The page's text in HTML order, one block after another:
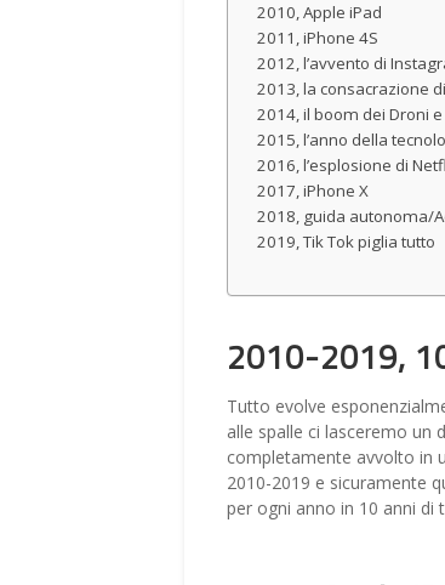
2010, Apple iPad
2011, iPhone 4S
2012, l’avvento di
2013, la consacrazione
2014, il boom dei Droni
2015, l’anno della
2016, l’esplosione di
2017, iPhone X
2018, guida autonoma/
2019, Tik Tok piglia tutto
2010-2019,
Tutto evolve
alle spalle ci lasceremo un
completamente avvolto in
2010-2019 e sicuramente
per ogni anno in 10 anni di